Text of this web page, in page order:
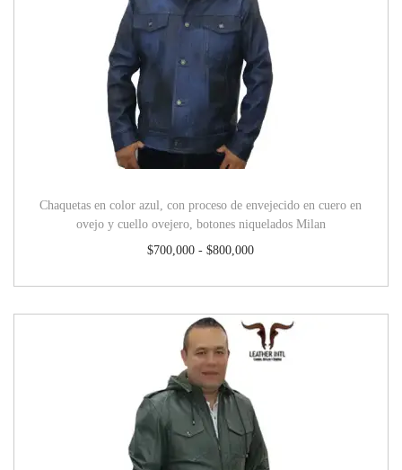
Chaquetas en color azul, con proceso de envejecido en cuero en
ovejo y cuello ovejero, botones niquelados Milan
$700,000 - $800,000